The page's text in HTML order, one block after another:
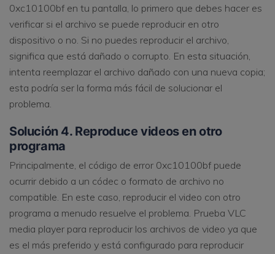
0xc10100bf en tu pantalla, lo primero que debes hacer es
verificar si el archivo se puede reproducir en otro
dispositivo o no. Si no puedes reproducir el archivo,
significa que está dañado o corrupto. En esta situación,
intenta reemplazar el archivo dañado con una nueva copia;
esta podría ser la forma más fácil de solucionar el
problema.
Solución 4. Reproduce videos en otro
programa
Principalmente, el código de error 0xc10100bf puede
ocurrir debido a un códec o formato de archivo no
compatible. En este caso, reproducir el video con otro
programa a menudo resuelve el problema. Prueba VLC
media player para reproducir los archivos de video ya que
es el más preferido y está configurado para reproducir